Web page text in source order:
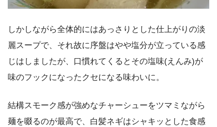
しかしながら全体的にはあっさりとした仕上がりの淡
麗スープで、それ故に序盤はやや塩分が立っている感
じはしましたが、口慣れてくるとその塩味(えんみ)が
味のフックになったクセになる味わいに。
結構スモーク感が強めなチャーシューをツマミながら
麺を啜るのが最高で、白髪ネギはシャキッとした食感